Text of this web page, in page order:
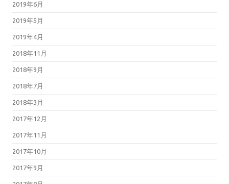
2019年6月
2019年5月
2019年4月
2018年11月
2018年9月
2018年7月
2018年3月
2017年12月
2017年11月
2017年10月
2017年9月